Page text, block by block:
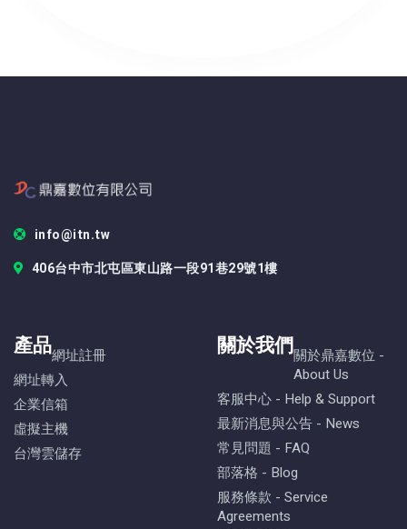
info@itn.tw
406台中市北屯區東山路一段91巷29號1樓
產品網址註冊
網址轉入
企業信箱
虛擬主機
台灣雲儲存
關於我們關於鼎嘉數位 -
About Us
客服中心 - Help & Support
最新消息與公告 - News
常見問題 - FAQ
部落格 - Blog
服務條款 - Service
Agreements